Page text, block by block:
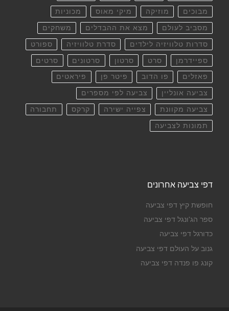
מבוכים מוזיקה מיקי מאוס מכוניות
מסביב לעולם מצא את ההבדלים משחקים
סדרות טלוויזיה לילדים סדרת טלוויזיה ספורט
ספיידרמן סרט סרטון סרטונים סרטים
פאזלים פו הדוב פיטר פן פיראטים
צביעה אונליין צביעה לפי מספרים
צביעה מקוונת צפייה ישירה קרקס תחבורה
תמונות לצביעה
דפי צביעה אחרונים
חופשת קיץ דפי צביעה
ספר הג'ונגל דפי צביעה
כדורגל דפי צביעה
גנוב על העולם דפי צביעה
קונג פו פנדה דפי צביעה